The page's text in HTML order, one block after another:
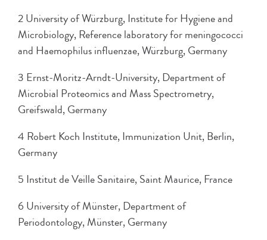
2 University of Würzburg, Institute for Hygiene and
Microbiology, Reference laboratory for meningococci
and Haemophilus influenzae, Würzburg, Germany
3 Ernst-Moritz-Arndt-University, Department of
Microbial Proteomics and Mass Spectrometry,
Greifswald, Germany
4 Robert Koch Institute, Immunization Unit, Berlin,
Germany
5 Institut de Veille Sanitaire, Saint Maurice, France
6 University of Münster, Department of
Periodontology, Münster, Germany